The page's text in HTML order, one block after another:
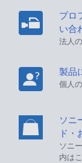
プロ
い合
法人
製品
個人
ソニ
ド・
ソニ
内は